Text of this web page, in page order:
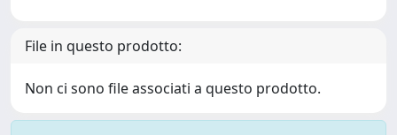
File in questo prodotto:
Non ci sono file associati a questo prodotto.